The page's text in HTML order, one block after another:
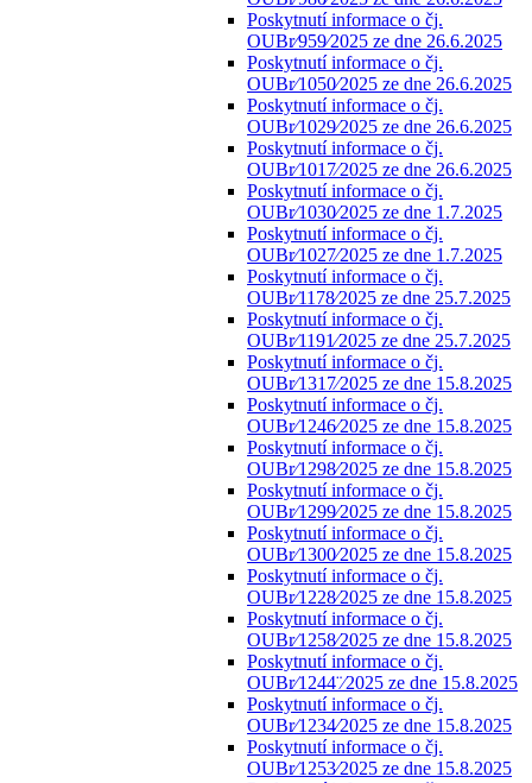
Poskytnutí informace o čj.
OUBr⁄959⁄2025 ze dne 26.6.2025
Poskytnutí informace o čj.
OUBr⁄1050⁄2025 ze dne 26.6.2025
Poskytnutí informace o čj.
OUBr⁄1029⁄2025 ze dne 26.6.2025
Poskytnutí informace o čj.
OUBr⁄1017⁄2025 ze dne 26.6.2025
Poskytnutí informace o čj.
OUBr⁄1030⁄2025 ze dne 1.7.2025
Poskytnutí informace o čj.
OUBr⁄1027⁄2025 ze dne 1.7.2025
Poskytnutí informace o čj.
OUBr⁄1178⁄2025 ze dne 25.7.2025
Poskytnutí informace o čj.
OUBr⁄1191⁄2025 ze dne 25.7.2025
Poskytnutí informace o čj.
OUBr⁄1317⁄2025 ze dne 15.8.2025
Poskytnutí informace o čj.
OUBr⁄1246⁄2025 ze dne 15.8.2025
Poskytnutí informace o čj.
OUBr⁄1298⁄2025 ze dne 15.8.2025
Poskytnutí informace o čj.
OUBr⁄1299⁄2025 ze dne 15.8.2025
Poskytnutí informace o čj.
OUBr⁄1300⁄2025 ze dne 15.8.2025
Poskytnutí informace o čj.
OUBr⁄1228⁄2025 ze dne 15.8.2025
Poskytnutí informace o čj.
OUBr⁄1258⁄2025 ze dne 15.8.2025
Poskytnutí informace o čj.
OUBr⁄1244¨⁄2025 ze dne 15.8.2025
Poskytnutí informace o čj.
OUBr⁄1234⁄2025 ze dne 15.8.2025
Poskytnutí informace o čj.
OUBr⁄1253⁄2025 ze dne 15.8.2025